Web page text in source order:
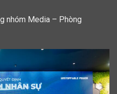
nhóm Media – Phòng